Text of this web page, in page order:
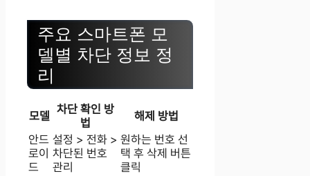
주요 스마트폰 모
델별 차단 정보 정
리
모델 차단 확인 방
법
해제 방법
안드
로이
드
설정 > 전화 >
차단된 번호
관리
원하는 번호 선
택 후 삭제 버튼
클릭